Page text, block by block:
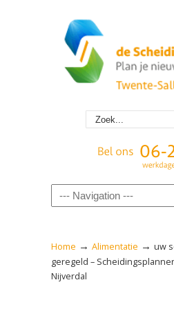
Navigation
Home → Alimentatie → uw
geregeld –
Nijverdal